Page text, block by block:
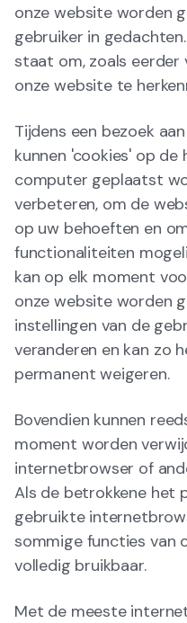
onze website worden
gebruiker in
staat om, zoals eerder
onze website te
Tijdens een bezoek
kunnen 'cookies' op de
computer geplaatst
verbeteren, om de
op uw behoeften en
functionaliteiten
kan op elk moment
onze website worden
instellingen van de
veranderen en kan zo
permanent weigeren.
Bovendien kunnen
moment worden
internetbrowser of
Als de betrokkene het
gebruikte
sommige functies van
volledig bruikbaar.
Met de meeste